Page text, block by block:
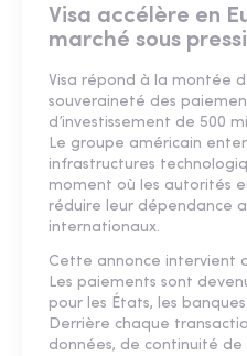
Visa accélère en
marché sous
Visa répond à la montée
souveraineté des
d’investissement de 500
Le groupe américain
infrastructures
moment où les autorités
réduire leur dépendance
internationaux.
Cette annonce intervient
Les paiements sont
pour les États, les
Derrière chaque
données, de continuité de